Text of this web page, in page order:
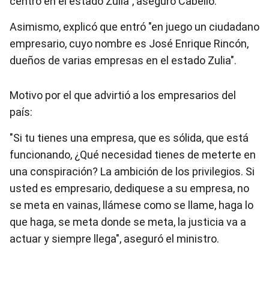
Asimismo, explicó que entró "en juego un ciudadano
empresario, cuyo nombre es José Enrique Rincón,
dueños de varias empresas en el estado Zulia".
Motivo por el que advirtió a los empresarios del
país:
"Si tu tienes una empresa, que es sólida, que está
funcionando, ¿Qué necesidad tienes de meterte en
una conspiración? La ambición de los privilegios. Si
usted es empresario, dediquese a su empresa, no
se meta en vainas, llámese como se llame, haga lo
que haga, se meta donde se meta, la justicia va a
actuar y siempre llega", aseguró el ministro.